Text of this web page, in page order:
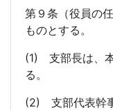
第９条（役員の
ものとする。
(1) 支部長は、
る。
(2) 支部代表幹